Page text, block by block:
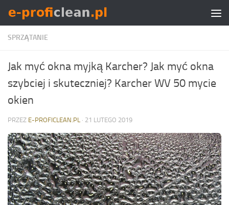
Skip to content
SPRZĄTANIE
Jak myć okna myjką Karcher? Jak myć okna
szybciej i skuteczniej? Karcher WV 50 mycie
okien
PRZEZ E-PROFICLEAN.PL · 21 LUTEGO 2019